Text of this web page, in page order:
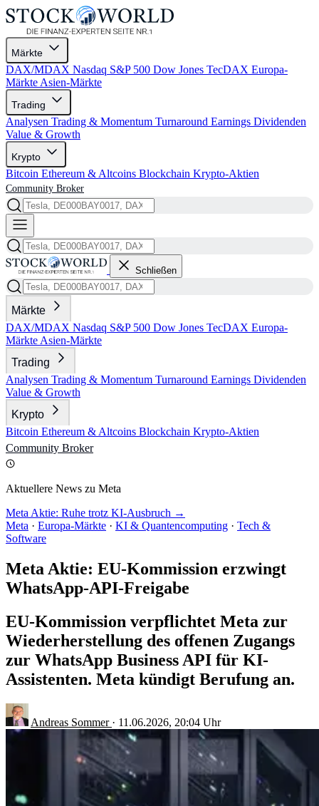
Märkte
DAX/MDAX Nasdaq S&P 500 Dow Jones TecDAX Europa-
Märkte Asien-Märkte
Trading
Analysen Trading & Momentum Turnaround Earnings Dividenden
Value & Growth
Krypto
Bitcoin Ethereum & Altcoins Blockchain Krypto-Aktien
Community Broker
Schließen
Märkte
DAX/MDAX Nasdaq S&P 500 Dow Jones TecDAX Europa-
Märkte Asien-Märkte
Trading
Analysen Trading & Momentum Turnaround Earnings Dividenden
Value & Growth
Krypto
Bitcoin Ethereum & Altcoins Blockchain Krypto-Aktien
Community Broker
Aktuellere News zu Meta
Meta Aktie: Ruhe trotz KI-Ausbruch →
Meta · Europa-Märkte · KI & Quantencomputing · Tech &
Software
Meta Aktie: EU-Kommission erzwingt
WhatsApp-API-Freigabe
EU-Kommission verpflichtet Meta zur
Wiederherstellung des offenen Zugangs
zur WhatsApp Business API für KI-
Assistenten. Meta kündigt Berufung an.
Andreas Sommer · 11.06.2026, 20:04 Uhr